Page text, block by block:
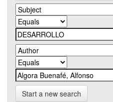
Start a new search